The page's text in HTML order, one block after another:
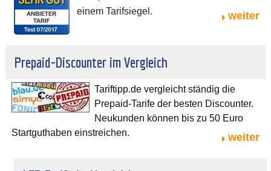
einem Tarifsiegel.
weiter
Prepaid-Discounter im Vergleich
Tariftipp.de vergleicht ständig die
Prepaid-Tarife der besten Discounter.
Neukunden können bis zu 50 Euro
Startguthaben einstreichen.
weiter